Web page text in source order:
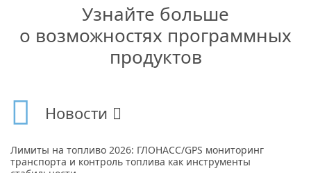
Узнайте больше
о возможностях программных
продуктов
Новости
Лимиты на топливо 2026: ГЛОНАСС/GPS мониторинг
транспорта и контроль топлива как инструменты